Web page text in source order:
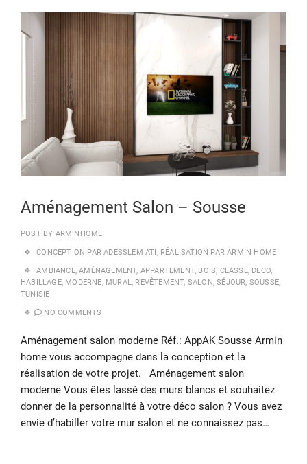
Aménagement Salon – Sousse
POST BY ARMINHOME
CONCEPTION PAR ADESSLEM ATI, RÉALISATION PAR ARMIN HOME
AMBIANCE,AMÉNAGEMENT, APPARTEMENT, BOIS, CLASSE, DECO,
HABILLAGE, MODERNE, MURAL, REVÊTEMENT, SALON,SÉJOUR, SOUSSE,
TUNISIE
NO COMMENTS
Aménagement salon moderne Réf.: AppAK Sousse Armin
home vous accompagne dans la conception et la
réalisation de votre projet. Aménagement salon
moderne Vous êtes lassé des murs blancs et souhaitez
donner de la personnalité à votre déco salon ? Vous avez
envie d’habiller votre mur salon et ne connaissez pas…